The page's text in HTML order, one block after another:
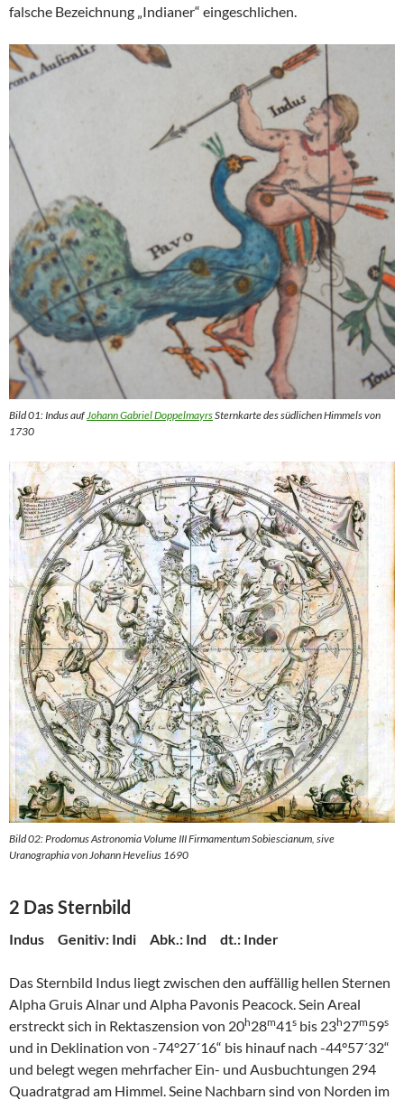
falsche Bezeichnung „Indianer“ eingeschlichen.
Bild 01: Indus auf Johann Gabriel DoppelmayrsSternkarte des südlichen Himmels von
1730
Bild 02: Prodomus Astronomia Volume III Firmamentum Sobiescianum, sive
Uranographia von Johann Hevelius 1690
2 Das Sternbild
Indus Genitiv: Indi Abk.: Ind dt.: Inder
Das Sternbild Indus liegt zwischen den auffällig hellen Sternen
Alpha Gruis Alnar und Alpha Pavonis Peacock. Sein Areal
erstreckt sich in Rektaszension von 20h28m41s bis 23h27m59s
und in Deklination von -74°27´16“ bis hinauf nach -44°57´32“
und belegt wegen mehrfacher Ein- und Ausbuchtungen 294
Quadratgrad am Himmel. Seine Nachbarn sind von Norden im